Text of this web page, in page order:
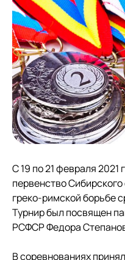
С 19 по 21 февраля
первенство
греко-римской борьбе
Турнир был посвящен
РСФСР Федора
В соревнованиях